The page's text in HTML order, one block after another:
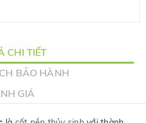
CHI TIẾT
BẢO HÀNH
GIÁ